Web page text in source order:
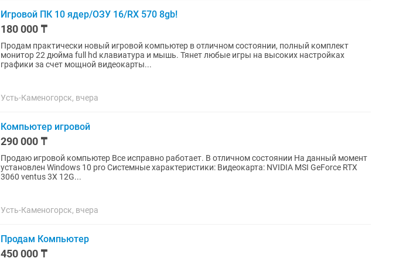
Игровой ПК 10 ядер/ОЗУ 16/RX 570 8gb!
180 000 ₸
Продам практически новый игровой компьютер в отличном состоянии, полный комплект
монитор 22 дюйма full hd клавиатура и мышь. Тянет любые игры на высоких настройках
графики за счет мощной видеокарты...
Усть-Каменогорск, вчера
Компьютер игровой
290 000 ₸
Продаю игровой компьютер Все исправно работает. В отличном состоянии На данный момент
установлен Windows 10 pro Системные характеристики: Видеокарта: NVIDIA MSI GeForce RTX
3060 ventus 3X 12G...
Усть-Каменогорск, вчера
Продам Компьютер
450 000 ₸